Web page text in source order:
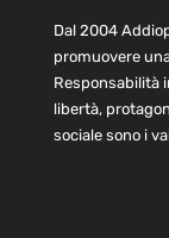
Dal 2004
promuovere
Responsabilità
libertà,
sociale sono i